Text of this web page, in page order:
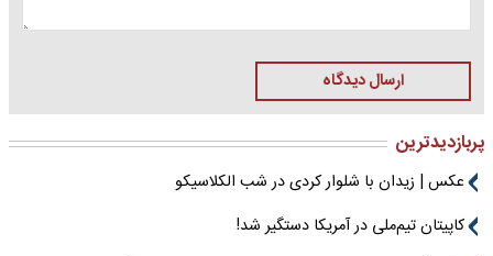
ارسال دیدگاه
پربازدیدترین
عکس | زیدان با شلوار کردی در شب الکلاسیکو
کاپیتان تیم‌ملی در آمریکا دستگیر شد!